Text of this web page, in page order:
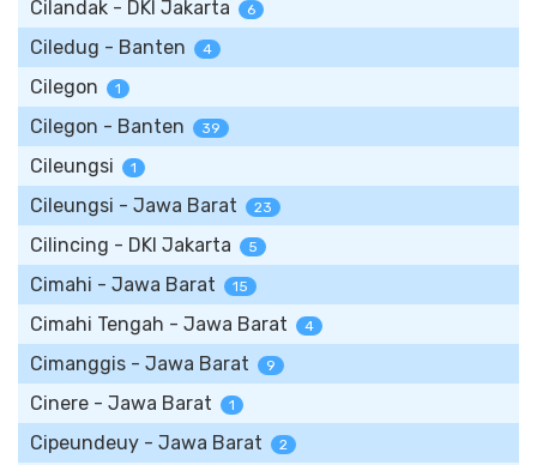
Cilandak - DKI Jakarta 6
Ciledug - Banten 4
Cilegon 1
Cilegon - Banten 39
Cileungsi 1
Cileungsi - Jawa Barat 23
Cilincing - DKI Jakarta 5
Cimahi - Jawa Barat 15
Cimahi Tengah - Jawa Barat 4
Cimanggis - Jawa Barat 9
Cinere - Jawa Barat 1
Cipeundeuy - Jawa Barat 2